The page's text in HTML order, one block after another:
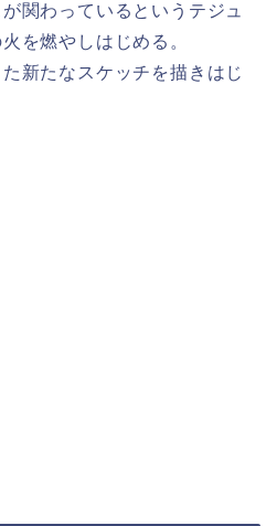
関わっているというテジュ
を燃やしはじめる。
新たなスケッチを描きはじ